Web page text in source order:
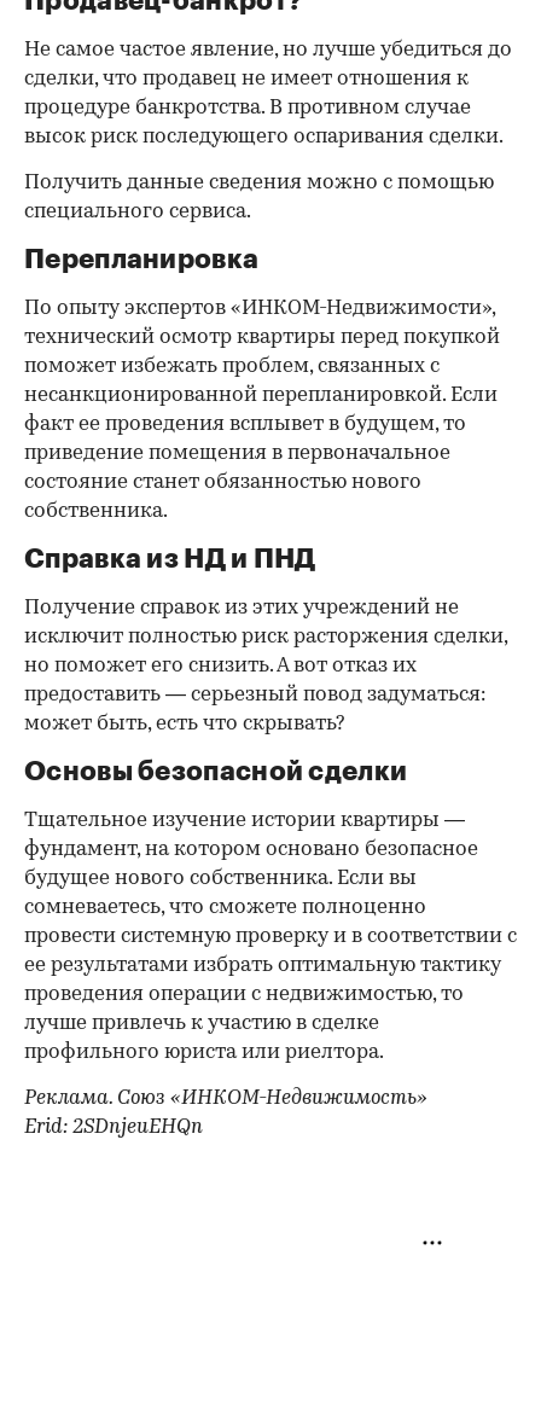
Не самое частое явление, но лучше убедиться до
сделки, что продавец не имеет отношения к
процедуре банкротства. В противном случае
высок риск последующего оспаривания сделки.
Получить данные сведения можно с помощью
специального сервиса.
Перепланировка
По опыту экспертов «ИНКОМ-Недвижимости»,
технический осмотр квартиры перед покупкой
поможет избежать проблем, связанных с
несанкционированной перепланировкой. Если
факт ее проведения всплывет в будущем, то
приведение помещения в первоначальное
состояние станет обязанностью нового
собственника.
Справка из НД и ПНД
Получение справок из этих учреждений не
исключит полностью риск расторжения сделки,
но поможет его снизить. А вот отказ их
предоставить — серьезный повод задуматься:
может быть, есть что скрывать?
Основы безопасной сделки
Тщательное изучение истории квартиры —
фундамент, на котором основано безопасное
будущее нового собственника. Если вы
сомневаетесь, что сможете полноценно
провести системную проверку и в соответствии с
ее результатами избрать оптимальную тактику
проведения операции с недвижимостью, то
лучше привлечь к участию в сделке
профильного юриста или риелтора.
Реклама. Союз «ИНКОМ-Недвижимость»
Erid: 2SDnjeuEHQn